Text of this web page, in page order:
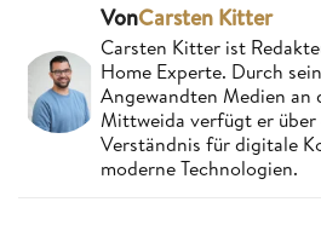
VonCarsten Kitter
Carsten Kitter ist
Home Experte. Durch
Angewandten Medien an
Mittweida verfügt er
Verständnis für digitale
moderne Technologien.